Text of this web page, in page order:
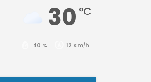
30 °C
40 % 12 Km/h